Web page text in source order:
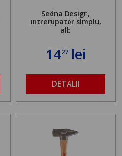
Sedna Design,
Intrerupator simplu,
alb
1427 lei
DETALII